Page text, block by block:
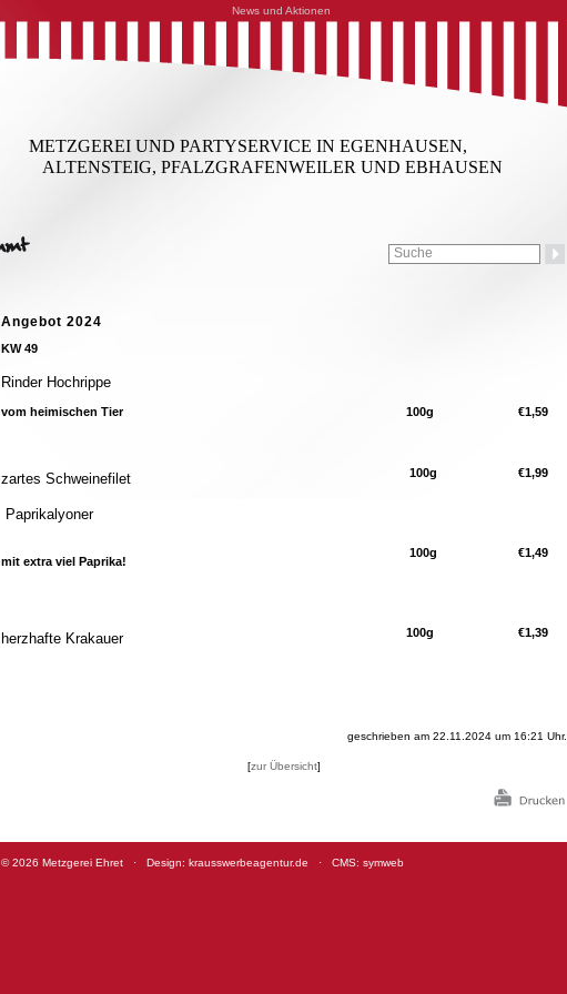
News und Aktionen
METZGEREI UND PARTYSERVICE IN EGENHAUSEN,
ALTENSTEIG, PFALZGRAFENWEILER UND EBHAUSEN
Angebot 2024
KW 49
Rinder Hochrippe
vom heimischen Tier 100g €1,59
zartes Schweinefilet 100g €1,99
Paprikalyoner
mit extra viel Paprika!
100g €1,49
herzhafte Krakauer 100g €1,39
geschrieben am 22.11.2024 um 16:21 Uhr.
[zur Übersicht]
© 2026 Metzgerei Ehret · Design: krausswerbeagentur.de · CMS: symweb